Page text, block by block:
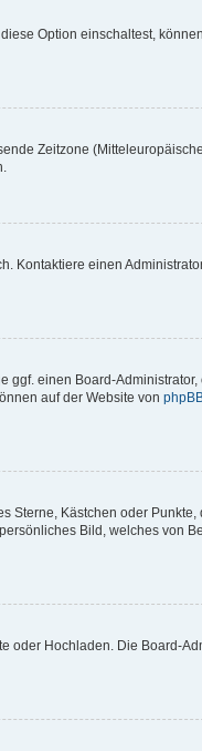
Option einschaltest,
Zeitzone
Kontaktiere einen
einen Board-
auf der Website von
Sterne, Kästchen oder
Bild, welches von
oder Hochladen. Die Board-